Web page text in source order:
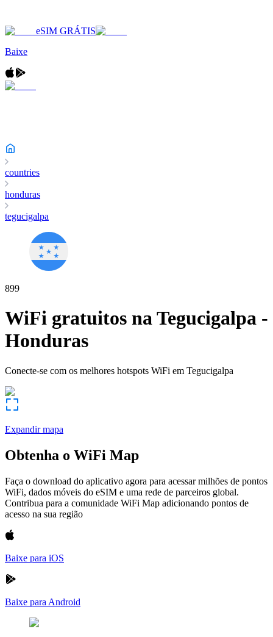
eSIM GRÁTIS
Baixe
countries
honduras
tegucigalpa
899
WiFi gratuitos naTegucigalpa -
Honduras
Conecte-se com os melhores hotspots WiFi em Tegucigalpa
Expandir mapa
Obtenha o WiFi Map
Faça o download do aplicativo agora para acessar milhões de pontos
WiFi, dados móveis do eSIM e uma rede de parceiros global.
Contribua para a comunidade WiFi Map adicionando pontos de
acesso na sua região
Baixe para iOS
Baixe para Android